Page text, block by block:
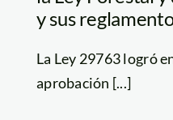
y sus
La Ley 29763 logró
aprobación [...]